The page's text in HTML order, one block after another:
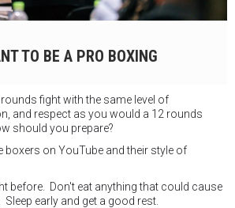
TO BE A PRO BOXING
fight with the same level of
and respect as you would a 12 rounds
should you prepare?
boxers on YouTube and their style of
before. Don't eat anything that could cause
early and get a good rest.